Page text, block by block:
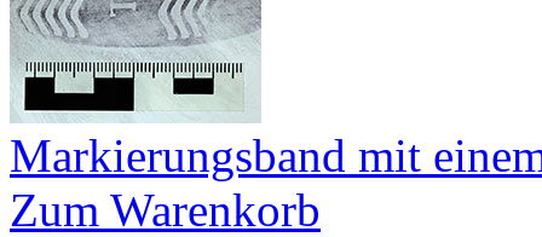
Markierungsband mit
Zum Warenkorb